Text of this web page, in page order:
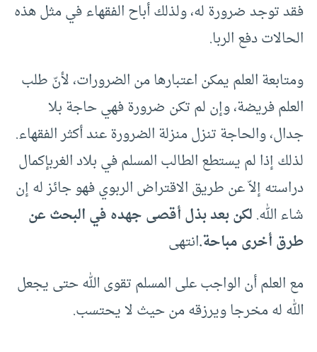
فقد توجد ضرورة له، ولذلك أباح الفقهاء في مثل هذه
الحالات دفع الربا.
ومتابعة العلم يمكن اعتبارها من الضرورات، لأنّ طلب
العلم فريضة، وإن لم تكن ضرورة فهي حاجة بلا
جدال، والحاجة تنزل منزلة الضرورة عند أكثر الفقهاء.
لذلك إذا لم يستطع الطالب المسلم في بلاد الغربإكمال
دراسته إلاّ عن طريق الاقتراض الربوي فهو جائز له إن
شاء الله.لكن بعد بذل أقصى جهده في البحث عن
طرق أخرى مباحة.انتهى
مع العلم أن الواجب على المسلم تقوى الله حتى يجعل
الله له مخرجا ويرزقه من حيث لا يحتسب.